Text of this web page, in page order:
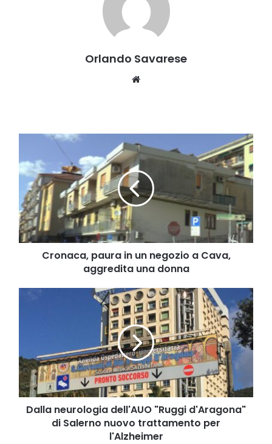
Orlando Savarese
Cronaca,
in
un
negozio
a
Cava,
aggredita
una
donnaCronaca, paura in un negozio a Cava,
aggredita una donna
Dalla
di
Salerno
nuovo
trattamento
per
l'Alzheimer
Dalla neurologia dell'AUO "Ruggi d'Aragona"
di Salerno nuovo trattamento per
l'Alzheimer